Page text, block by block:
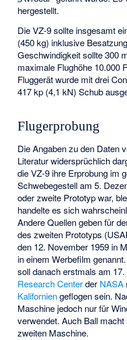
hergestellt.
Die VZ-9 sollte insgesamt
(450 kg) inklusive
Geschwindigkeit sollte 300
maximale Flughöhe 10.000
Fluggerät wurde mit drei
417 kp (4,1 kN) Schub
Flugerprobung
Die Angaben zu den Daten
Literatur widersprüchlich
die VZ-9 ihre Erprobung im
Schwebegestell am 5.
oder zweite Prototyp war,
handelte es sich
Andere Quellen geben für
des zweiten Prototyps
den 12. November 1959 in
in einem Werbefilm
soll danach erstmals am
Research Centerder NASA
Kaliforniengeflogen sein.
Maschine jedoch nur für
verwendet. Auch Ball
zweiten Maschine.